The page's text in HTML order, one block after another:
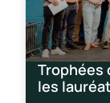
Trophées
les